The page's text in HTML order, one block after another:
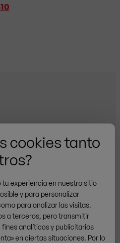
cookies tanto
experiencia en nuestro sitio
y para personalizar
para analizar las visitas.
a terceros, pero transmitir
analíticos y publicitarios
en ciertas situaciones. Por lo
Legal PT / ES